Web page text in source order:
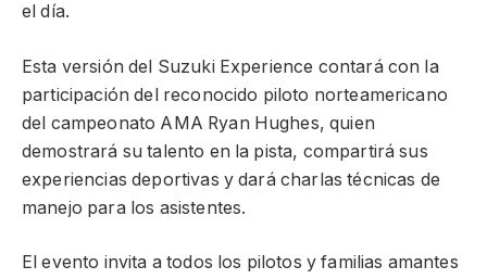
el día.
Esta versión del Suzuki Experience contará con la
participación del reconocido piloto norteamericano
del campeonato AMA Ryan Hughes, quien
demostrará su talento en la pista, compartirá sus
experiencias deportivas y dará charlas técnicas de
manejo para los asistentes.
El evento invita a todos los pilotos y familias amantes